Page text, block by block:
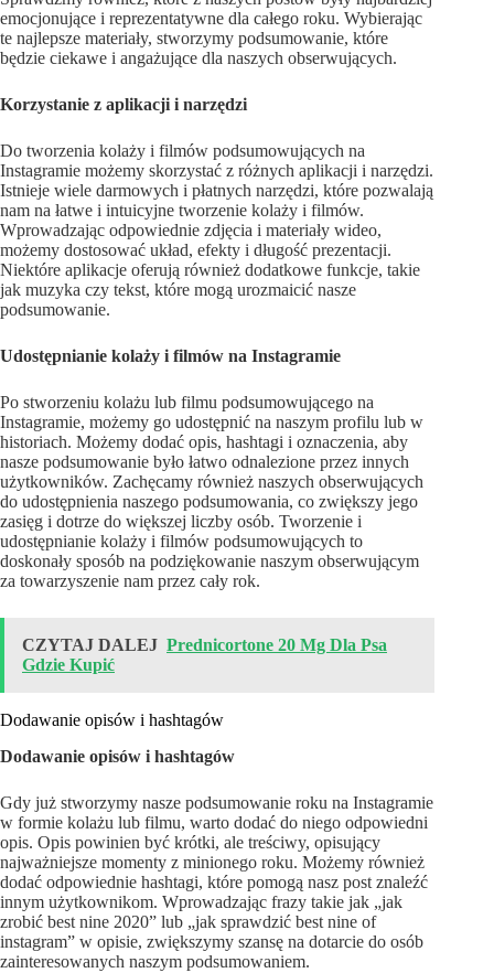
emocjonujące i reprezentatywne dla całego roku. Wybierając
te najlepsze materiały, stworzymy podsumowanie, które
będzie ciekawe i angażujące dla naszych obserwujących.
Korzystanie z aplikacji i narzędzi
Do tworzenia kolaży i filmów podsumowujących na
Instagramie możemy skorzystać z różnych aplikacji i narzędzi.
Istnieje wiele darmowych i płatnych narzędzi, które pozwalają
nam na łatwe i intuicyjne tworzenie kolaży i filmów.
Wprowadzając odpowiednie zdjęcia i materiały wideo,
możemy dostosować układ, efekty i długość prezentacji.
Niektóre aplikacje oferują również dodatkowe funkcje, takie
jak muzyka czy tekst, które mogą urozmaicić nasze
podsumowanie.
Udostępnianie kolaży i filmów na Instagramie
Po stworzeniu kolażu lub filmu podsumowującego na
Instagramie, możemy go udostępnić na naszym profilu lub w
historiach. Możemy dodać opis, hashtagi i oznaczenia, aby
nasze podsumowanie było łatwo odnalezione przez innych
użytkowników. Zachęcamy również naszych obserwujących
do udostępnienia naszego podsumowania, co zwiększy jego
zasięg i dotrze do większej liczby osób. Tworzenie i
udostępnianie kolaży i filmów podsumowujących to
doskonały sposób na podziękowanie naszym obserwującym
za towarzyszenie nam przez cały rok.
CZYTAJ DALEJ Prednicortone 20 Mg Dla Psa
Gdzie Kupić
Dodawanie opisów i hashtagów
Dodawanie opisów i hashtagów
Gdy już stworzymy nasze podsumowanie roku na Instagramie
w formie kolażu lub filmu, warto dodać do niego odpowiedni
opis. Opis powinien być krótki, ale treściwy, opisujący
najważniejsze momenty z minionego roku. Możemy również
dodać odpowiednie hashtagi, które pomogą nasz post znaleźć
innym użytkownikom. Wprowadzając frazy takie jak „jak
zrobić best nine 2020” lub „jak sprawdzić best nine of
instagram” w opisie, zwiększymy szansę na dotarcie do osób
zainteresowanych naszym podsumowaniem.